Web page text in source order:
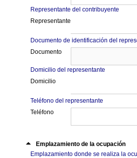
Representante del contribuyente
Representante
Documento de identificación del
Documento
Domicilio del representante
Domicilio
Teléfono del representante
Teléfono
arrow_drop_up
Emplazamiento de la ocupación
Emplazamiento donde se realiza la